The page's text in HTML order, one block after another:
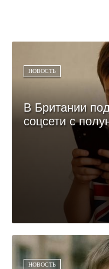
НОВОСТЬ
В Британии
соцсети с
НОВОСТЬ